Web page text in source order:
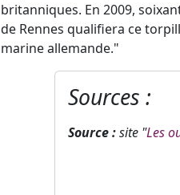
britanniques. En 2009,
de Rennes qualifiera ce
marine allemande."
Sources :
Source :site "Les